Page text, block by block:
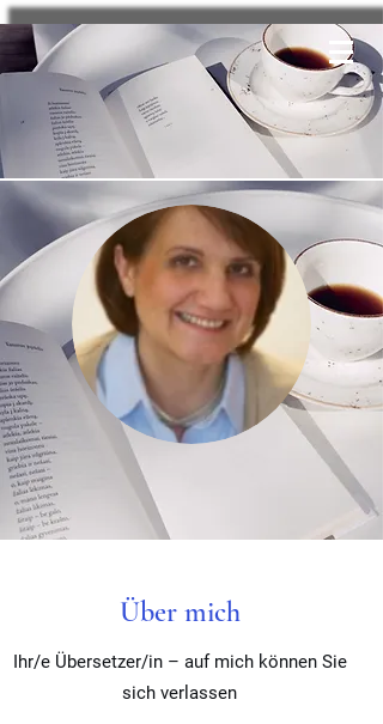
Über mich
Ihr/e Übersetzer/in – auf mich können Sie
sich verlassen